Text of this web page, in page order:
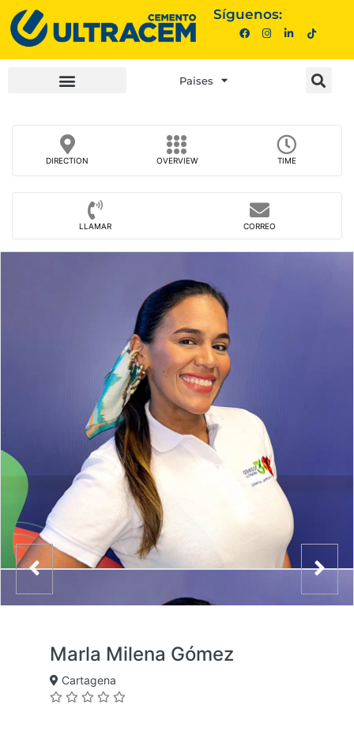
Síguenos:
Paises
DIRECTION OVERVIEW TIME
LLAMAR CORREO
Marla Milena Gómez
Cartagena